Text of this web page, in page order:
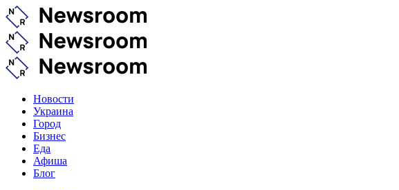
Новости
Украина
Город
Бизнес
Еда
Афиша
Блог